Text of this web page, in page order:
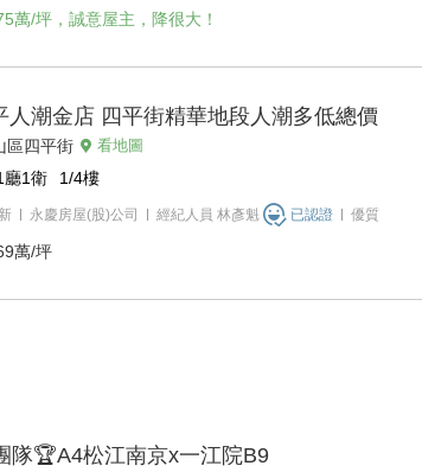
萬/坪，誠意屋主，降很大！
人潮金店 四平街精華地段人潮多低總價
區四平街 看地圖
廳1衛 1/4樓
永慶房屋(股)公司 經紀人員 林彥魁 已認證 優質
萬/坪
隊🏆A4松江南京x一江院B9